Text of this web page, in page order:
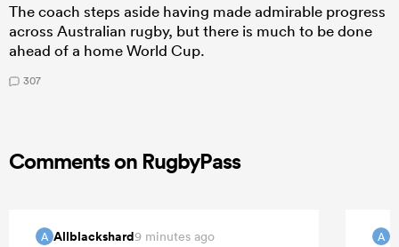
The coach steps aside having made admirable progress
across Australian rugby, but there is much to be done
ahead of a home World Cup.
307
Comments on RugbyPass
A Allblackshard9 minutes ago A